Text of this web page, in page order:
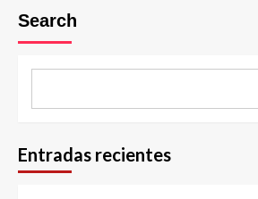
Search
Entradas recientes